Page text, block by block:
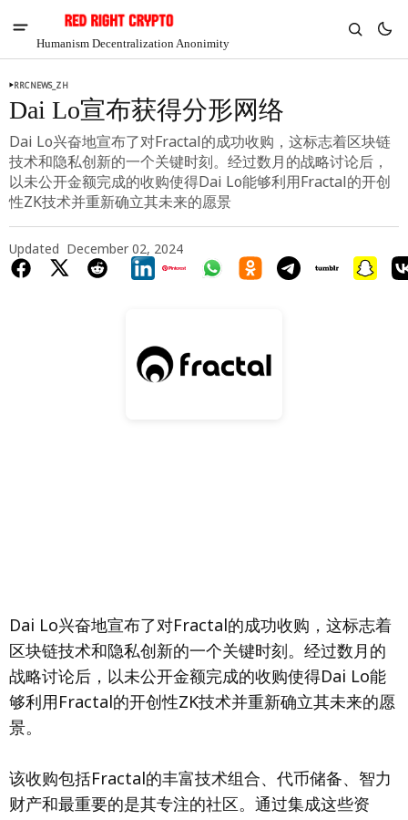
Humanism Decentralization Anonimity
RRCNEWS_ZH
Dai Lo宣布获得分形网络
Dai Lo兴奋地宣布了对Fractal的成功收购，这标志着区块链
技术和隐私创新的一个关键时刻。经过数月的战略讨论后，
以未公开金额完成的收购使得Dai Lo能够利用Fractal的开创
性ZK技术并重新确立其未来的愿景
Updated December 02, 2024
Dai Lo兴奋地宣布了对Fractal的成功收购，这标志着
区块链技术和隐私创新的一个关键时刻。经过数月的
战略讨论后，以未公开金额完成的收购使得Dai Lo能
够利用Fractal的开创性ZK技术并重新确立其未来的愿
景。
该收购包括Fractal的丰富技术组合、代币储备、智力
财产和最重要的是其专注的社区。通过集成这些资